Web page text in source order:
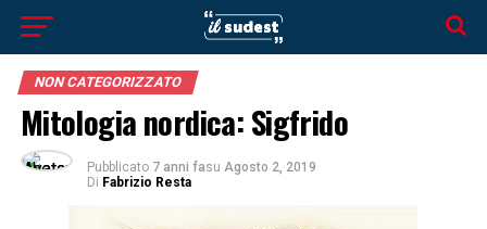
NON CATEGORIZZATO
Mitologia nordica: Sigfrido
Pubblicato 7 anni fasu Agosto 2, 2019
Di Fabrizio Resta